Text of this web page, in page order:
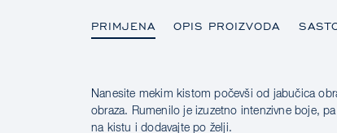
PRIMJENA OPIS PROIZVODA
PRIMJENA
Nanesite mekim kistom počevši od jabučica
obraza. Rumenilo je izuzetno intenzivne boje,
na kistu i dodavajte po želji.